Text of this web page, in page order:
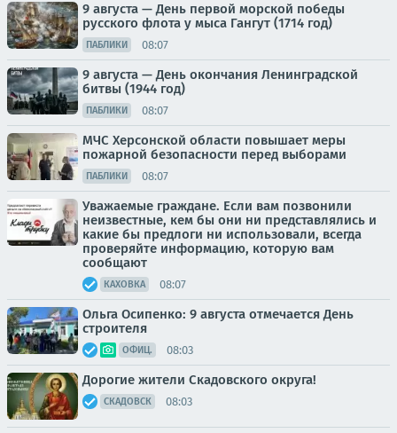
9 августа — День первой морской победы
русского флота у мыса Гангут (1714 год)
ПАБЛИКИ 08:07
9 августа — День окончания Ленинградской
битвы (1944 год)
ПАБЛИКИ 08:07
МЧС Херсонской области повышает меры
пожарной безопасности перед выборами
ПАБЛИКИ 08:07
Уважаемые граждане. Если вам позвонили
неизвестные, кем бы они ни представлялись и
какие бы предлоги ни использовали, всегда
проверяйте информацию, которую вам
сообщают
КАХОВКА 08:07
Ольга Осипенко: 9 августа отмечается День
строителя
ОФИЦ. 08:03
Дорогие жители Скадовского округа!
СКАДОВСК 08:03